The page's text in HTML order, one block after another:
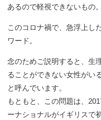
あるので軽視できないもの。
このコロナ禍で、急浮上し
ワード。
念のためご説明すると、生
ることができない女性がい
と呼んでいます。
もともと、この問題は、
ーナショナルがイギリスで